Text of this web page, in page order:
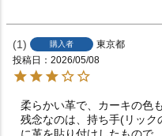
1 購入者
東京都
投稿日
2026/05/08
柔らかい革で、カーキの色
残念なのは、持ち手(リッ